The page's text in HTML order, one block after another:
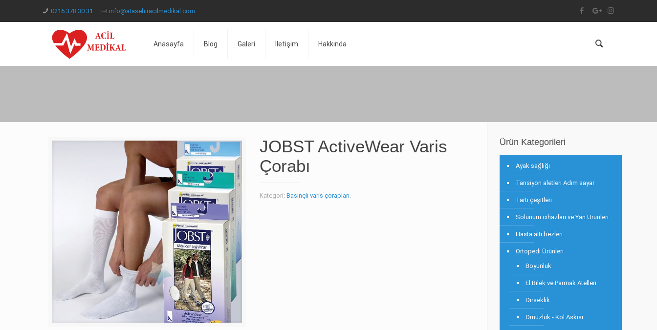
0216 378 30 31 info@atasehiracilmedikal.com
Anasayfa Blog Galeri İletişim Hakkında
JOBST ActiveWear Varis
Çorabı
Kategori: Basınçlı varis çorapları.
Ürün Kategorileri
Ayak sağlığı
Tansiyon aletleri Adım sayar
Tartı çeşitleri
Solunum cihazları ve Yan Ürünleri
Hasta altı bezleri
Ortopedi Ürünleri
Boyunluk
El Bilek ve Parmak Atelleri
Dirseklik
Omuzluk - Kol Askısı